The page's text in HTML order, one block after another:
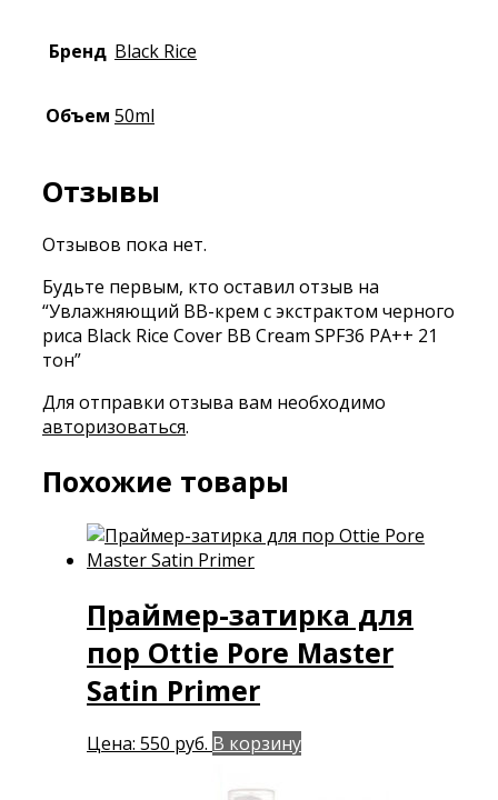
Бренд Black Rice
Объем 50ml
Отзывы
Отзывов пока нет.
Будьте первым, кто оставил отзыв на
“Увлажняющий ВВ-крем с экстрактом черного
риса Black Rice Cover BB Cream SPF36 PA++ 21
тон”
Для отправки отзыва вам необходимо
авторизоваться.
Похожие товары
Праймер-затирка для
пор Ottie Pore Master
Satin Primer
Цена: 550 руб. В корзину